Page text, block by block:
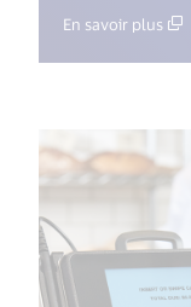
En savoir plus